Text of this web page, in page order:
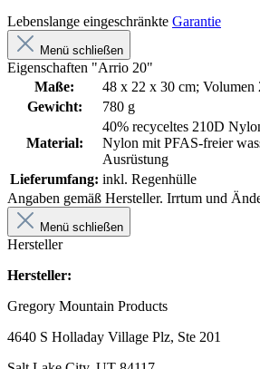
Lebenslange eingeschränkte Garantie
Menü schließen
Eigenschaften "Arrio 20"
Maße:
48 x 22 x 30 cm; Volumen
Gewicht:
780 g
Material:
40% recyceltes 210D
Nylon mit PFAS-freier
Ausrüstung
Lieferumfang: inkl. Regenhülle
Angaben gemäß Hersteller. Irrtum und
Menü schließen
Hersteller
Hersteller:
Gregory Mountain Products
4640 S Holladay Village Plz, Ste 201